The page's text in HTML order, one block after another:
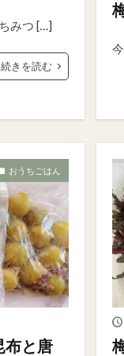
みつ […]
続きを読む
おうちごはん
と唐